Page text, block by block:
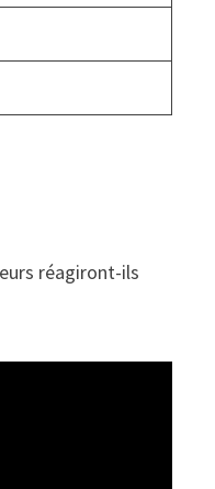
réagiront-ils